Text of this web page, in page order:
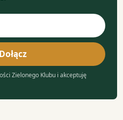
Dołącz
Zielonego Klubu i akceptuję